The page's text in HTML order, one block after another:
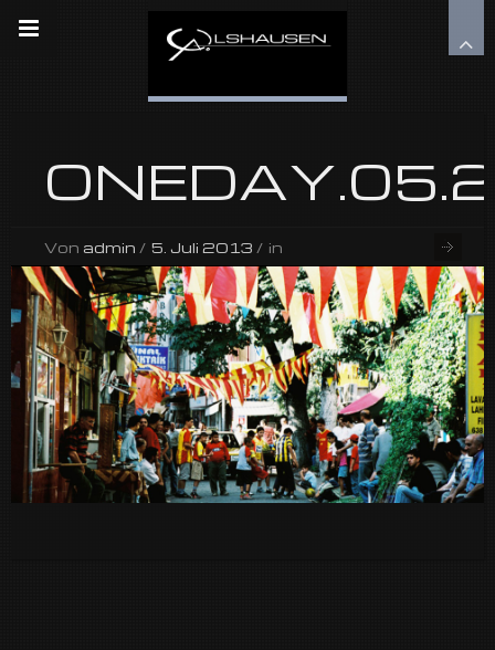
ONEDAY.05.2
Von admin / 5. Juli 2013 / in